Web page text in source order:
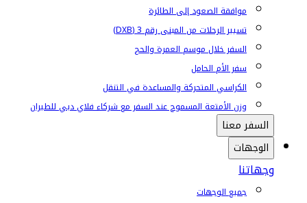
موافقة الصعود إلى الطائرة
تسيير الرحلات من المبنى رقم 3 (DXB)
السفر خلال موسم العمرة والحج
سفر الأم الحامل
الكراسي المتحركة والمساعدة في التنقل
وزن الأمتعة المسموح عند السفر مع شركاء فلاي دبي للطيران
السفر معنا
الوجهات
وجهاتنا
جميع الوجهات